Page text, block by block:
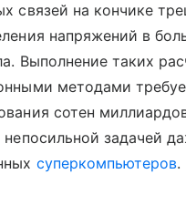
связей на кончике
напряжений в
Выполнение таких
методами
сотен
непосильной задачей
суперкомпьютеров.